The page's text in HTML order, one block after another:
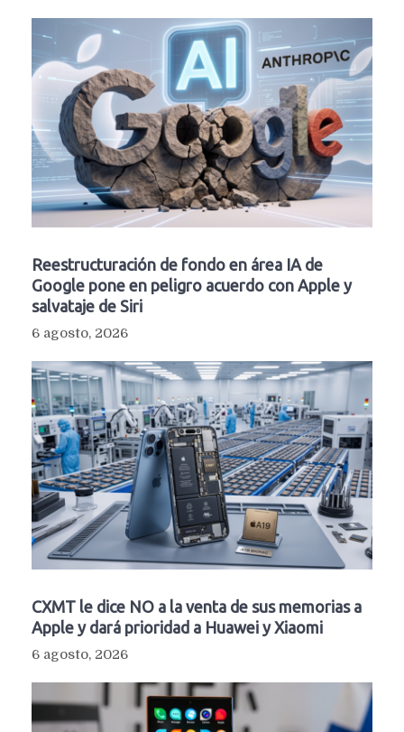
Reestructuración de fondo en área IA de
Google pone en peligro acuerdo con Apple y
salvataje de Siri
6 agosto, 2026
CXMT le dice NO a la venta de sus memorias a
Apple y dará prioridad a Huawei y Xiaomi
6 agosto, 2026